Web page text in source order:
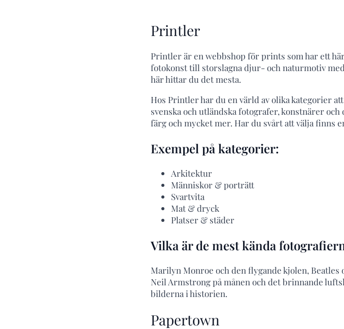
Printler
Printler är en webbshop för prints som har ett
fotokonst till storslagna djur- och naturmotiv
här hittar du det mesta.
Hos Printler har du en värld av olika kategorier
svenska och utländska fotografer, konstnärer
färg och mycket mer. Har du svårt att välja finns
Exempel på kategorier:
Arkitektur
Människor & porträtt
Svartvita
Mat & dryck
Platser & städer
Vilka är de mest kända
Marilyn Monroe och den flygande kjolen,
Neil Armstrong på månen och det brinnande
bilderna i historien.
Papertown